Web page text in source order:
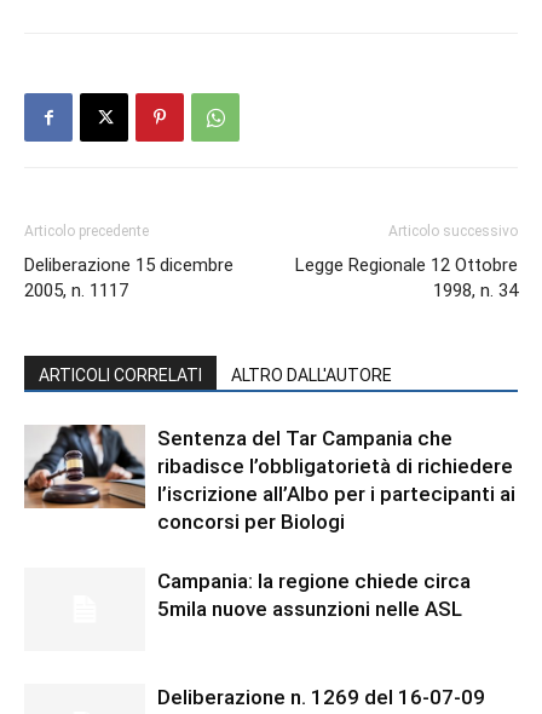
Articolo precedente
Deliberazione 15 dicembre
2005, n. 1117
Articolo successivo
Legge Regionale 12 Ottobre
1998, n. 34
ARTICOLI CORRELATI ALTRO DALL'AUTORE
Sentenza del Tar Campania che
ribadisce l’obbligatorietà di richiedere
l’iscrizione all’Albo per i partecipanti ai
concorsi per Biologi
Campania: la regione chiede circa
5mila nuove assunzioni nelle ASL
Deliberazione n. 1269 del 16-07-09